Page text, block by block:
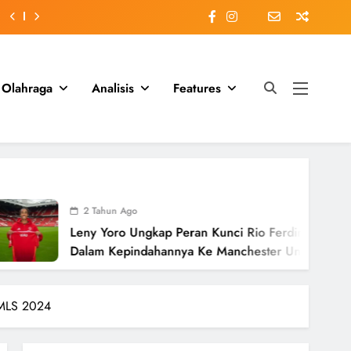
Olahraga Analisis Features
2 Tahun Ago
Yoro Ungkap Peran Kunci Rio Ferdinand
Kepindahannya Ke Manchester United
£58 Juta
2024